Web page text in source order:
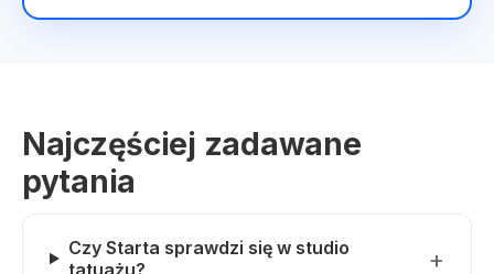
Najczęściej zadawane
pytania
Czy Starta sprawdzi się w studio
tatuażu?